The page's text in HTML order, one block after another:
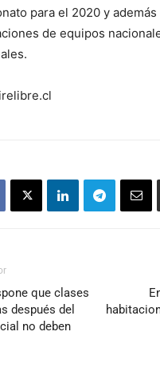
para el 2020 y
de equipos
que clases
después del
no deben